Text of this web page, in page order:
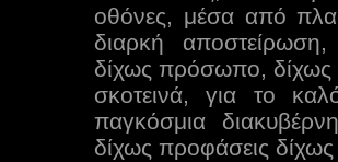
οθόνες, μέσα από
διαρκή
δίχως πρόσωπο, δίχως
σκοτεινά, για το
παγκόσμια
δίχως προφάσεις